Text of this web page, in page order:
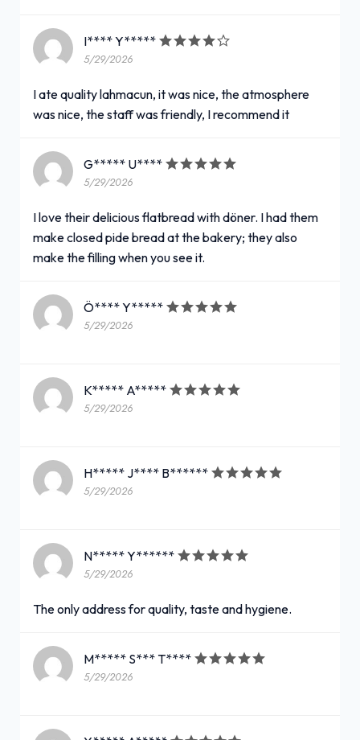
I**** Y*****
5/29/2026
I ate quality lahmacun, it was nice, the atmosphere
was nice, the staff was friendly, I recommend it
G***** U****
5/29/2026
I love their delicious flatbread with döner. I had them
make closed pide bread at the bakery; they also
make the filling when you see it.
Ö**** Y*****
5/29/2026
K***** A*****
5/29/2026
H***** J**** B******
5/29/2026
N***** Y******
5/29/2026
The only address for quality, taste and hygiene.
M***** S*** T****
5/29/2026